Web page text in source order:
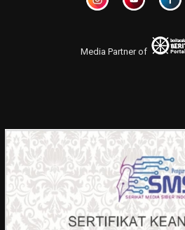
Media Partner of